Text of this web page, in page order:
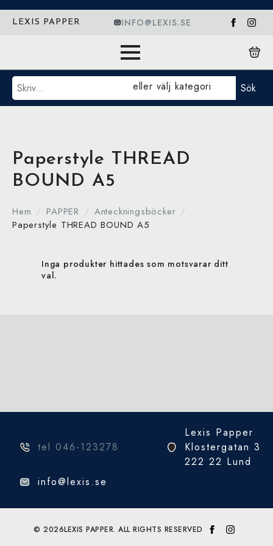
LEXIS PAPPER INFO@LEXIS.SE
Sök eller välj kategori Sök
Paperstyle THREAD
BOUND A5
Hem PAPPER
Anteckningsböcker
Paperstyle THREAD BOUND A5
Inga produkter hittades som motsvarar ditt
val.
tel 046-123278
Lexis Papper
Klostergatan 3
222 22 Lund
info@lexis.se
© 2026LEXIS PAPPER. ALL RIGHTS RESERVED